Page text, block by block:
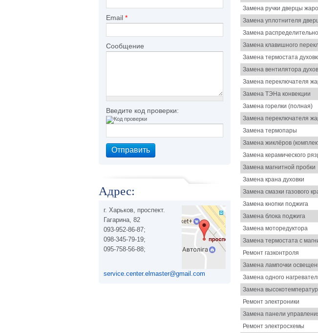
Email *
Сообщение
Введите код проверки:
Адрес:
г. Харьков, проспект.
Гагарина, 82
093-952-86-87;
098-345-79-19;
095-758-56-88;
service.center.elmaster@gmail.com
Замена ручки дверцы
Замена уплотнителя
Замена
Замена клавишного
Замена термостата
Замена вентилятора
Замена переключателя
Замена ТЭНа конвекции
Замена горелки (полная)
Замена переключателя
Замена термопары
Замена жиклёров
Замена керамического
Замена магнитной пробки
Замена крана духовки
Замена смазки газового
Замена кнопки поджига
Замена блока поджига
Замена моторедуктора
Замена термостата с
Ремонт газконтроля
Замена лампочки
Замена одного
Замена
Ремонт электроники
Замена панели
Ремонт электросхемы